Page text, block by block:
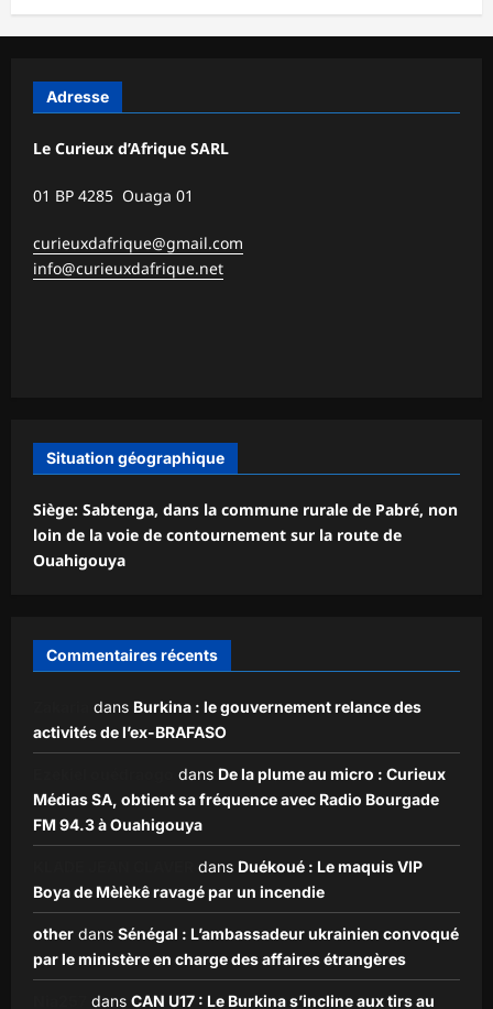
Adresse
Le Curieux d’Afrique SARL
01 BP 4285 Ouaga 01
curieuxdafrique@gmail.com
info@curieuxdafrique.net
Situation géographique
Siège: Sabtenga, dans la commune rurale de Pabré, non
loin de la voie de contournement sur la route de
Ouahigouya
Commentaires récents
dans Burkina : le gouvernement relance des
activités de l’ex-BRAFASO
dans De la plume au micro : Curieux
Médias SA, obtient sa fréquence avec Radio Bourgade
FM 94.3 à Ouahigouya
dans Duékoué : Le maquis VIP
Boya de Mèlèkê ravagé par un incendie
other dans Sénégal : L’ambassadeur ukrainien convoqué
par le ministère en charge des affaires étrangères
dans CAN U17 : Le Burkina s’incline aux tirs au